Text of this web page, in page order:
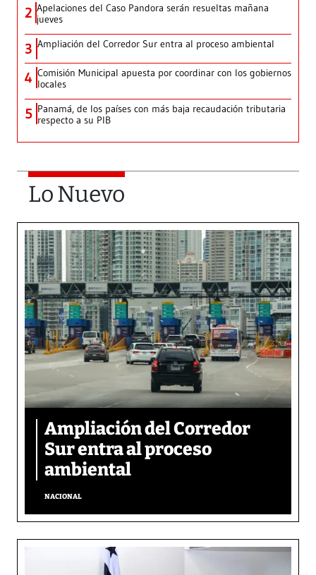
2 Apelaciones del Caso Pandora serán resueltas mañana
jueves
3 Ampliación del Corredor Sur entra al proceso ambiental
4 Comisión Municipal apuesta por coordinar con los gobiernos
locales
5 Panamá, de los países con más baja recaudación tributaria
respecto a su PIB
Lo Nuevo
Ampliación del Corredor
Sur entra al proceso
ambiental
NACIONAL